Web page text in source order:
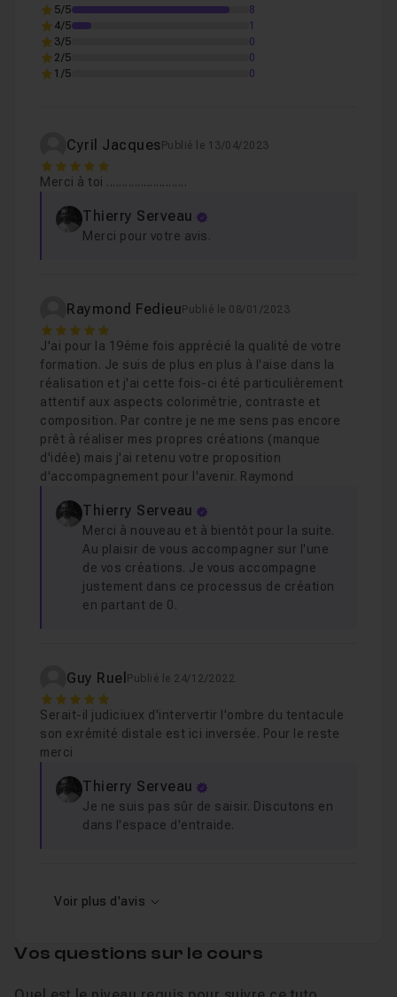
Leçon 7 Etape 7 - Retouches globales, topo créatif et
5/5
8
4/5
1
3/5
0
2/5
0
1/5
0
Cyril Jacques Publié le 13/04/2023
5
Merci à toi ..........................
Thierry Serveau
Merci pour votre avis.
Raymond Fedieu Publié le 08/01/2023
5
J'ai pour la 19éme fois apprécié la qualité de votre
formation. Je suis de plus en plus à l'aise dans la
réalisation et j'ai cette fois-ci été particulièrement
attentif aux aspects colorimétrie, contraste et
composition. Par contre je ne me sens pas encore
prêt à réaliser mes propres créations (manque
d'idée) mais j'ai retenu votre proposition
d'accompagnement pour l'avenir. Raymond
Thierry Serveau
Merci à nouveau et à bientôt pour la suite.
Au plaisir de vous accompagner sur l'une
de vos créations. Je vous accompagne
justement dans ce processus de création
en partant de 0.
Guy Ruel Publié le 24/12/2022
5
Serait-il judiciuex d'intervertir l'ombre du tentacule
son exrémité distale est ici inversée. Pour le reste
merci
Thierry Serveau
Je ne suis pas sûr de saisir. Discutons en
dans l'espace d'entraide.
Voir plus d'avis
Vos questions sur le cours